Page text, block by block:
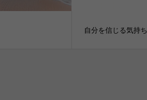
自分を信じる気持ち